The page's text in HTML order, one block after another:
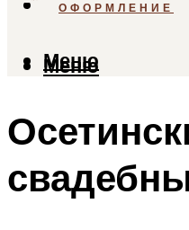
ОФОРМЛЕНИЕ
Меню
Меню